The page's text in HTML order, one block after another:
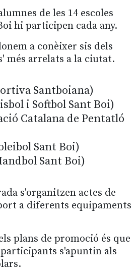
de les 14 escoles
hi participen cada any.
a conèixer sis dels
més arrelats a la ciutat.
Santboiana)
i Softbol Sant Boi)
Catalana de Pentatló
Sant Boi)
Sant Boi)
s'organitzen actes de
a diferents equipaments
plans de promoció és que
participants s'apuntin als